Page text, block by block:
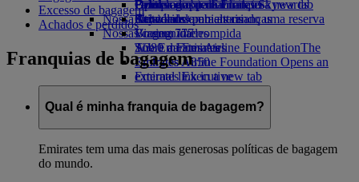
Opens an external link in a new tab
Drinks
Nossa frota
Boeing 777
A380 da Emirates
Emirates A350
Emirates Executive
Mapas de assentos
Brinquedos para crianças
Atividades para as crianças
Política ambiental
Relatórios ambientais
Nossas comunidades
The Emirates Airline FoundationThe
Emirates Airline Foundation Opens an
external link in a new tab
Patrocínios
Fazer login no Emirates Skywards
Skywards+
Celular e app da Emirates
Cancelando ou alterando uma reserva
Viagem interrompida
Sobre a Emirates
Excesso de bagagem
Achados e perdidos
Franquias de bagagem
Qual é minha franquia de bagagem?
Emirates tem uma das mais generosas políticas de bagagem
do mundo.